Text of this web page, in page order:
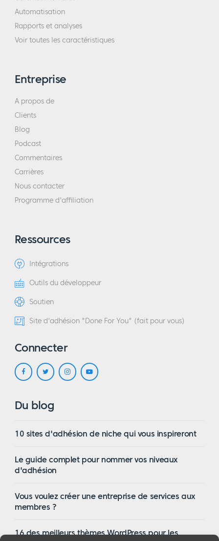
Automatisation
Rapports et analyses
Voir toutes les caractéristiques
Entreprise
A propos de
Clients
Blog
Podcast
Commentaires
Carrières
Nous contacter
Programme d'affiliation
Ressources
Intégrations
Outils du développeur
Soutien
Site d'adhésion "Done For You" (fait pour vous)
Connecter
Du blog
10 sites d'adhésion de niche qui vous inspireront
Le guide complet pour nommer vos niveaux
d'adhésion
Vous voulez créer une entreprise de services aux
membres ?
16 des meilleurs thèmes WordPress pour les